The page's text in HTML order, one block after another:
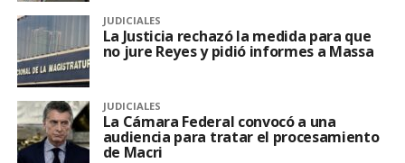
JUDICIALES
La Justicia rechazó la medida para que
no jure Reyes y pidió informes a Massa
JUDICIALES
La Cámara Federal convocó a una
audiencia para tratar el procesamiento
de Macri